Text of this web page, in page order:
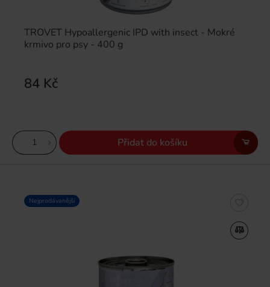
TROVET Hypoallergenic IPD with insect - Mokré
krmivo pro psy - 400 g
84 Kč
Přidat do košíku
Nejprodávanější